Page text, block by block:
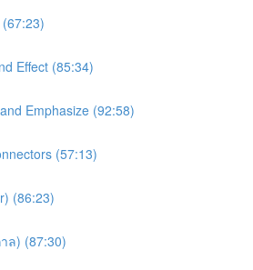
Effect (85:34)
Emphasize (92:58)
(57:13)
(86:23)
ล) (87:30)